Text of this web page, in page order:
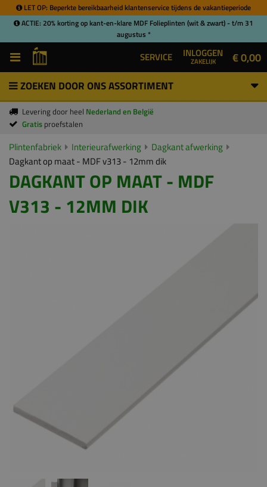
LET OP: Beperkte bereikbaarheid klantenservice tijdens de vakantieperiode
ACTIE: 20% korting op kant-en-klare MDF Folieplinten (wit & zwart) - t/m 31
augustus *
SERVICE INLOGGEN
ZAKELIJK € 0,00
ZOEKEN DOOR ONS ASSORTIMENT
Levering door heel Nederland en België
Gratis proefstalen
Plintenfabriek Interieurafwerking
Dagkant afwerking
Dagkant op maat - MDF v313 - 12mm dik
DAGKANT OP MAAT - MDF
V313 - 12MM DIK